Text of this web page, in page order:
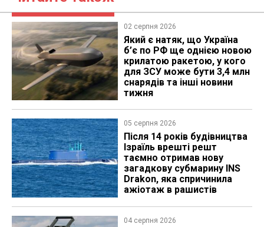
02 серпня 2026
Який є натяк, що Україна
б’є по РФ ще однією новою
крилатою ракетою, у кого
для ЗСУ може бути 3,4 млн
снарядів та інші новини
тижня
05 серпня 2026
Після 14 років будівництва
Ізраїль врешті решт
таємно отримав нову
загадкову субмарину INS
Drakon, яка спричинила
ажіотаж в рашистів
04 серпня 2026